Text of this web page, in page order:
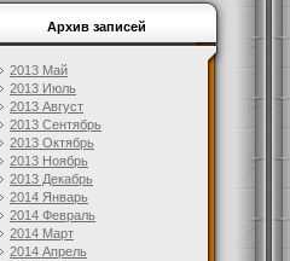
Архив записей
2013 Май
2013 Июль
2013 Август
2013 Сентябрь
2013 Октябрь
2013 Ноябрь
2013 Декабрь
2014 Январь
2014 Февраль
2014 Март
2014 Апрель